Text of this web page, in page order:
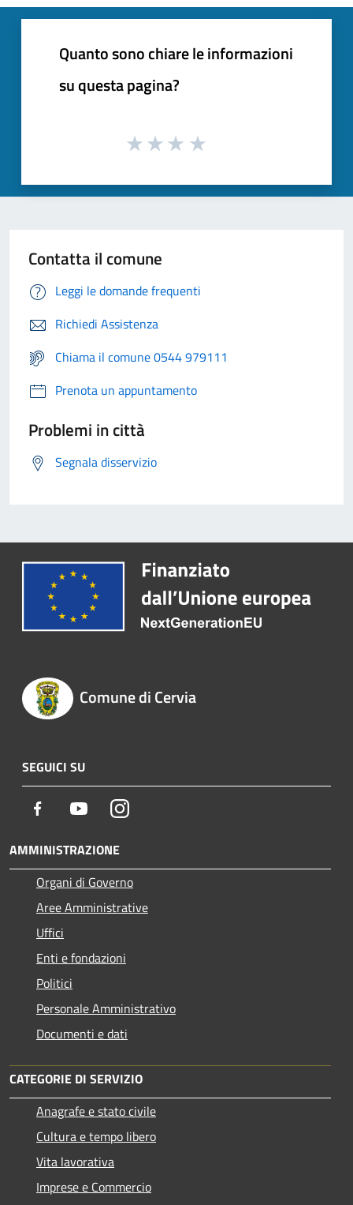
Quanto sono chiare le informazioni
su questa pagina?
Contatta il comune
Leggi le domande frequenti
Richiedi Assistenza
Chiama il comune 0544 979111
Prenota un appuntamento
Problemi in città
Segnala disservizio
Comune di Cervia
SEGUICI SU
Facebook YoutubeInstagram
AMMINISTRAZIONE
Organi di Governo
Aree Amministrative
Uffici
Enti e fondazioni
Politici
Personale Amministrativo
Documenti e dati
CATEGORIE DI SERVIZIO
Anagrafe e stato civile
Cultura e tempo libero
Vita lavorativa
Imprese e Commercio